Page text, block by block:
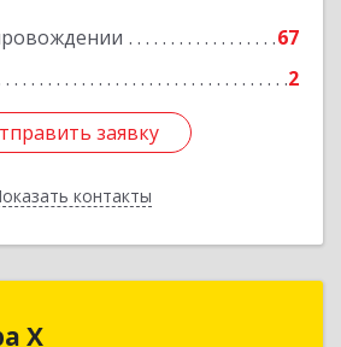
67
2
заявку
контакты
заявку
Назад
Х